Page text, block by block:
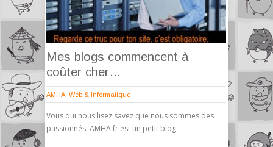
Mes blogs commencent à
coûter cher…
AMHA Web & Informatique
Vous qui nous lisez savez que nous sommes des
passionnés, AMHA.fr est un petit blog..